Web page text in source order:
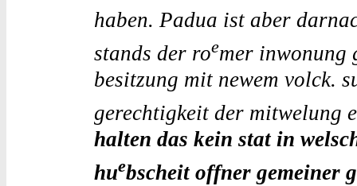
haben. Padua ist aber
stands der roemer inwonung
besitzung mit newem volck.
gerechtigkeit der mitwelung
halten das kein stat in
huebscheit offner gemeiner